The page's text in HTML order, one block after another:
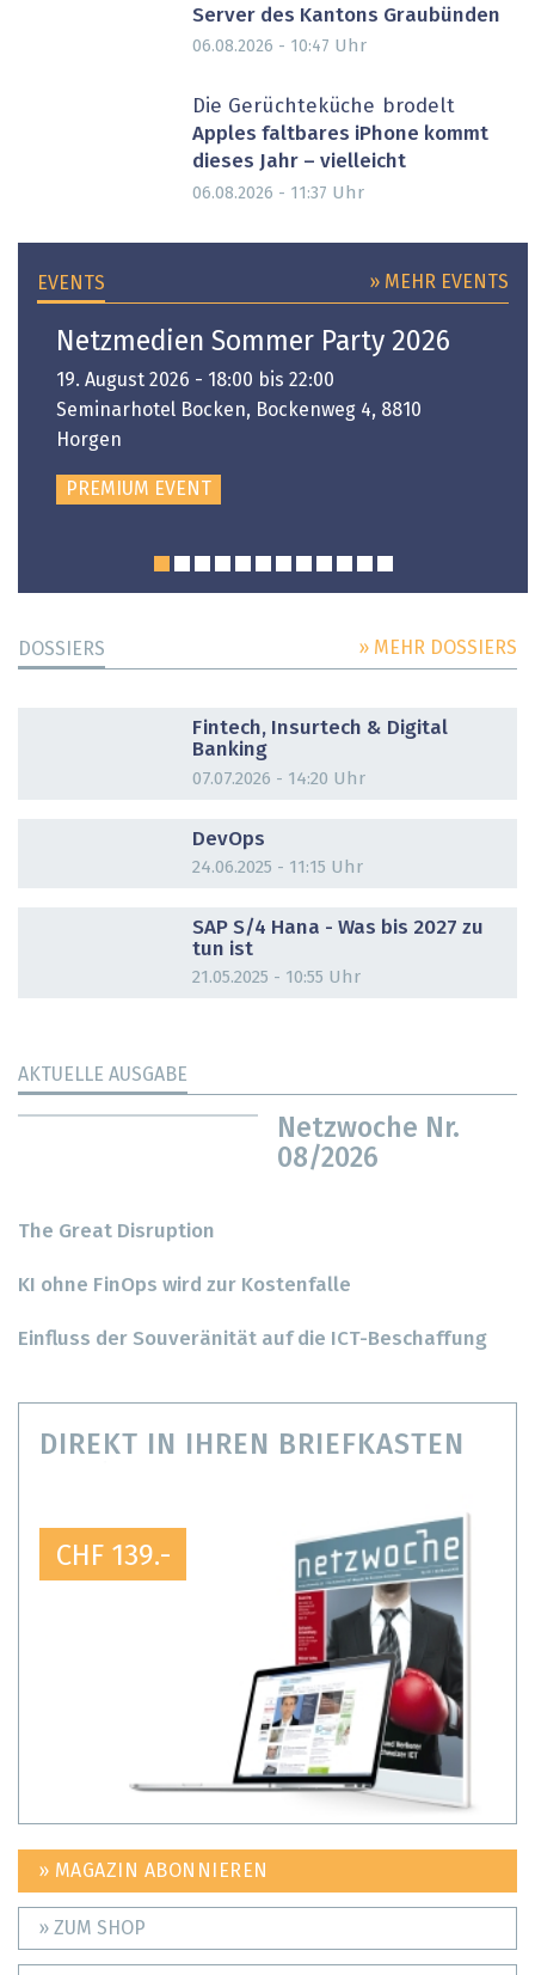
Server des Kantons Graubünden
06.08.2026 - 10:47 Uhr
Die Gerüchteküche brodelt
Apples faltbares iPhone kommt
dieses Jahr – vielleicht
06.08.2026 - 11:37 Uhr
EVENTS » MEHR EVENTS
Netzmedien Sommer Party 2026
19. August 2026 - 18:00 bis 22:00
Seminarhotel Bocken, Bockenweg 4, 8810
Horgen
PREMIUM EVENT
DOSSIERS » MEHR DOSSIERS
Fintech, Insurtech & Digital
Banking
07.07.2026 - 14:20 Uhr
DevOps
24.06.2025 - 11:15 Uhr
SAP S/4 Hana - Was bis 2027 zu
tun ist
21.05.2025 - 10:55 Uhr
AKTUELLE AUSGABE
Netzwoche Nr.
08/2026
The Great Disruption
KI ohne FinOps wird zur Kostenfalle
Einfluss der Souveränität auf die ICT-Beschaffung
DIREKT IN IHREN BRIEFKASTEN
CHF 139.-
» MAGAZIN ABONNIEREN
» ZUM SHOP